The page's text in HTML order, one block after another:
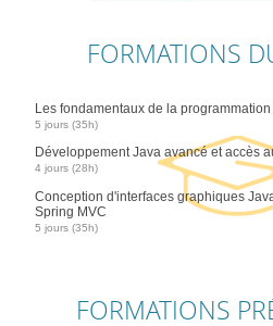
FORMATIONS
Les fondamentaux de la programmation
5 jours (35h)
Développement Java avancé et accès
4 jours (28h)
Conception d'interfaces graphiques
Spring MVC
5 jours (35h)
FORMATIONS